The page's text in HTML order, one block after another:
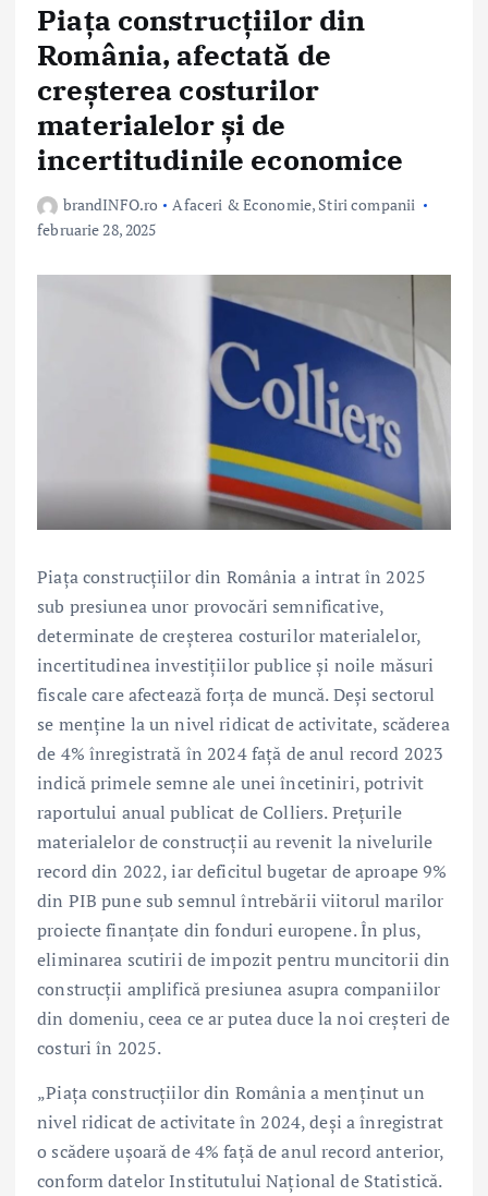
Piața construcțiilor din
România, afectată de
creșterea costurilor
materialelor și de
incertitudinile economice
brandINFO.ro Afaceri & Economie, Stiri companii
februarie 28, 2025
Piața construcțiilor din România a intrat în 2025
sub presiunea unor provocări semnificative,
determinate de creșterea costurilor materialelor,
incertitudinea investițiilor publice și noile măsuri
fiscale care afectează forța de muncă. Deși sectorul
se menține la un nivel ridicat de activitate, scăderea
de 4% înregistrată în 2024 față de anul record 2023
indică primele semne ale unei încetiniri, potrivit
raportului anual publicat de Colliers. Prețurile
materialelor de construcții au revenit la nivelurile
record din 2022, iar deficitul bugetar de aproape 9%
din PIB pune sub semnul întrebării viitorul marilor
proiecte finanțate din fonduri europene. În plus,
eliminarea scutirii de impozit pentru muncitorii din
construcții amplifică presiunea asupra companiilor
din domeniu, ceea ce ar putea duce la noi creșteri de
costuri în 2025.
„Piața construcțiilor din România a menținut un
nivel ridicat de activitate în 2024, deși a înregistrat
o scădere ușoară de 4% față de anul record anterior,
conform datelor Institutului Național de Statistică.